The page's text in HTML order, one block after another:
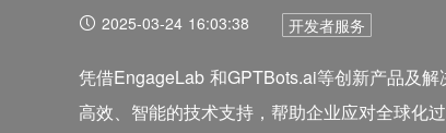
2025-03-24 16:03:38 开发者服务
凭借EngageLab 和GPTBots.ai等创新产品及
高效、智能的技术支持，帮助企业应对全球化